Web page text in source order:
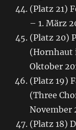
(Platz 21)
– 1. März
(Platz 20)
(Hornhaut
Oktober
(Platz 19)
(Three
November
(Platz 18)